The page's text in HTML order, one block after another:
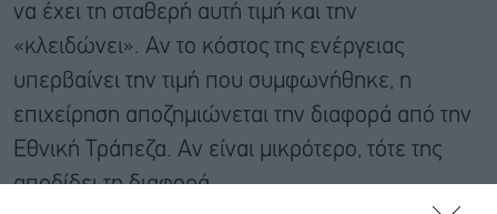
να έχει τη σταθερή αυτή τιμή και την
«κλειδώνει». Αν το κόστος της ενέργειας
υπερβαίνει την τιμή που συμφωνήθηκε, η
επιχείρηση αποζημιώνεται την διαφορά από την
Εθνική Τράπεζα. Αν είναι μικρότερο, τότε της
αποδίδει τη διαφορά.